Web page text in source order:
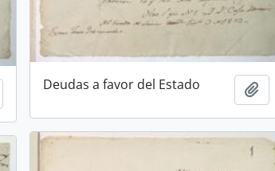
Añadir al portapapeles
Deudas a favor del Estado